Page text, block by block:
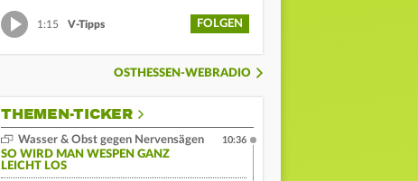
1:15 V-Tipps FOLGEN
OSTHESSEN-WEBRADIO
THEMEN-TICKER
Wasser & Obst gegen Nervensägen
SO WIRD MAN WESPEN GANZ
LEICHT LOS
10:36